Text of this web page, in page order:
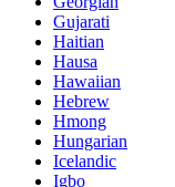
Gujarati
Haitian
Hausa
Hawaiian
Hebrew
Hmong
Hungarian
Icelandic
Igbo